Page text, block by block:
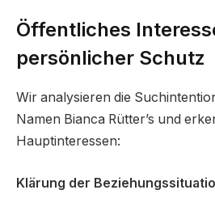
Öffentliches
persönlicher Schutz
Wir analysieren die
Namen Bianca Rütter’s und
Hauptinteressen:
Klärung der